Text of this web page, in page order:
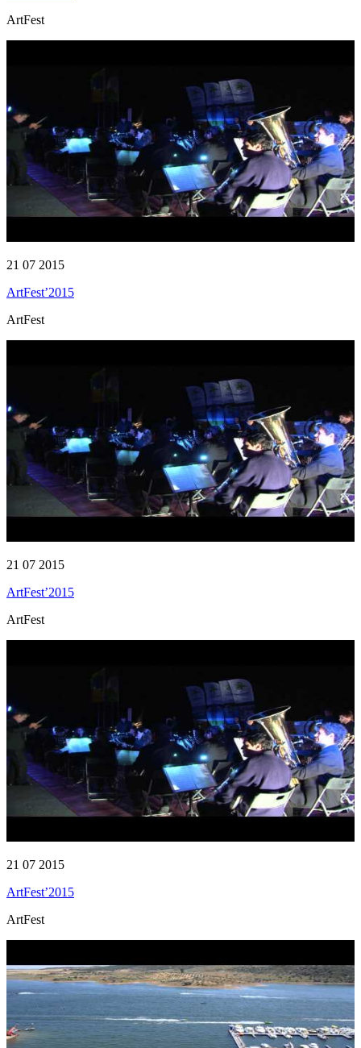
ArtFest
21 07 2015
ArtFest’2015
ArtFest
21 07 2015
ArtFest’2015
ArtFest
21 07 2015
ArtFest’2015
ArtFest